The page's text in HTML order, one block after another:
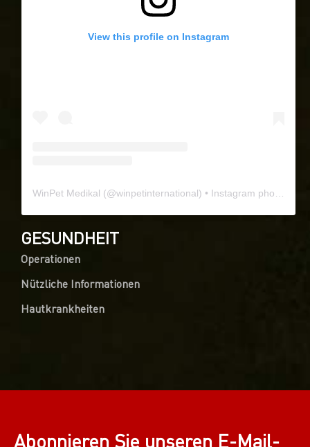
View this profile on Instagram
WinPet Medikal (@winpetinternational) • Instagram photos and videos
GESUNDHEIT
Operationen
Nützliche Informationen
Hautkrankheiten
Abonnieren Sie unseren E-Mail-